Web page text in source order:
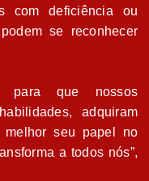
com deficiência ou
se reconhecer
para que nossos
adquiram
melhor seu papel no
a todos nós”,